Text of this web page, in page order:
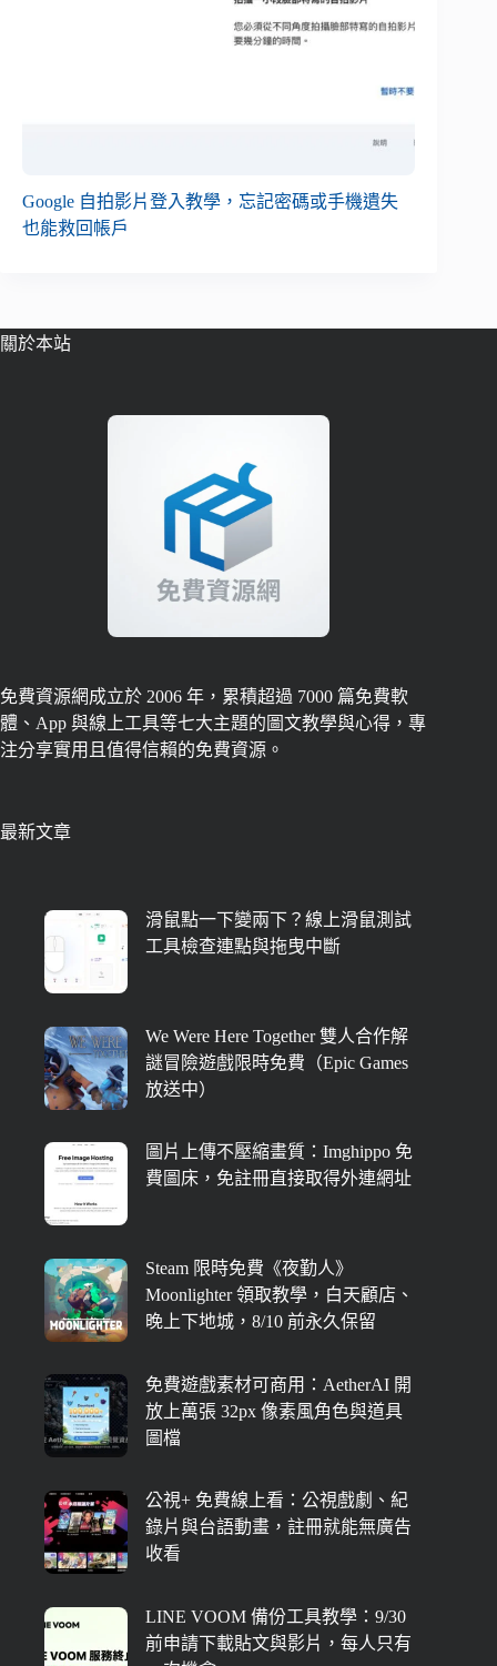
Google 自拍影片登入教學，忘記密碼或手機遺失
也能救回帳戶
關於本站
免費資源網成立於 2006 年，累積超過 7000 篇免費軟
體、App 與線上工具等七大主題的圖文教學與心得，專
注分享實用且值得信賴的免費資源。
最新文章
滑鼠點一下變兩下？線上滑鼠測試
工具檢查連點與拖曳中斷
We Were Here Together 雙人合作解
謎冒險遊戲限時免費（Epic Games
放送中）
圖片上傳不壓縮畫質：Imghippo 免
費圖床，免註冊直接取得外連網址
Steam 限時免費《夜勤人》
Moonlighter 領取教學，白天顧店、
晚上下地城，8/10 前永久保留
免費遊戲素材可商用：AetherAI 開
放上萬張 32px 像素風角色與道具
圖檔
公視+ 免費線上看：公視戲劇、紀
錄片與台語動畫，註冊就能無廣告
收看
LINE VOOM 備份工具教學：9/30
前申請下載貼文與影片，每人只有